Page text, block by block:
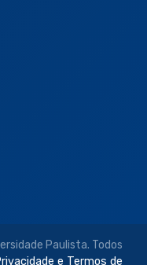
Paulista. Todos
e Termos de